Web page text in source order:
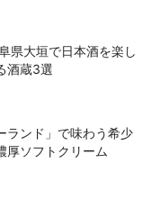
県大垣で日本酒を楽し
酒蔵3選
ランド」で味わう希少
厚ソフトクリーム